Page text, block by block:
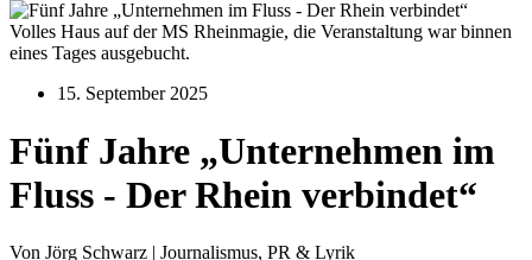
Volles Haus auf der MS Rheinmagie, die Veranstaltung war binnen
eines Tages ausgebucht.
15. September 2025
Fünf Jahre „Unternehmen im
Fluss - Der Rhein verbindet“
Von Jörg Schwarz | Journalismus, PR & Lyrik